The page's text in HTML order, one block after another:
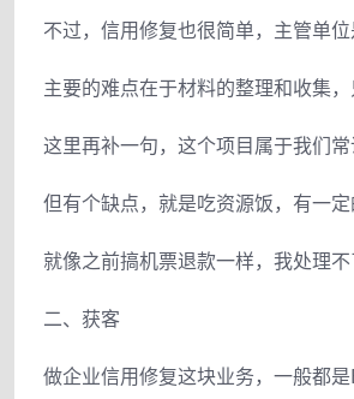
不过，信用修复也很简单，主管单
主要的难点在于材料的整理和收集
这里再补一句，这个项目属于我们
但有个缺点，就是吃资源饭，有一
就像之前搞机票退款一样，我处理
二、获客
做企业信用修复这块业务，一般都是